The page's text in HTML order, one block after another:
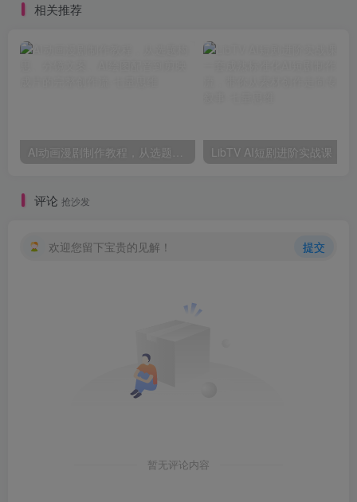
相关推荐
AI动画漫剧制作教程，从选题构思、分镜文案、AI绘图配音到剪映成片的完整创作流
评论 抢沙发
欢迎您留下宝贵的见解！ 提交
暂无评论内容